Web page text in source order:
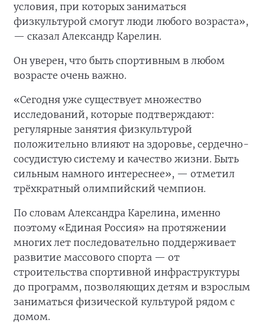
условия, при которых заниматься
физкультурой смогут люди любого возраста»,
— сказал Александр Карелин.
Он уверен, что быть спортивным в любом
возрасте очень важно.
«Сегодня уже существует множество
исследований, которые подтверждают:
регулярные занятия физкультурой
положительно влияют на здоровье, сердечно-
сосудистую систему и качество жизни. Быть
сильным намного интереснее», — отметил
трёхкратный олимпийский чемпион.
По словам Александра Карелина, именно
поэтому «Единая Россия» на протяжении
многих лет последовательно поддерживает
развитие массового спорта — от
строительства спортивной инфраструктуры
до программ, позволяющих детям и взрослым
заниматься физической культурой рядом с
домом.